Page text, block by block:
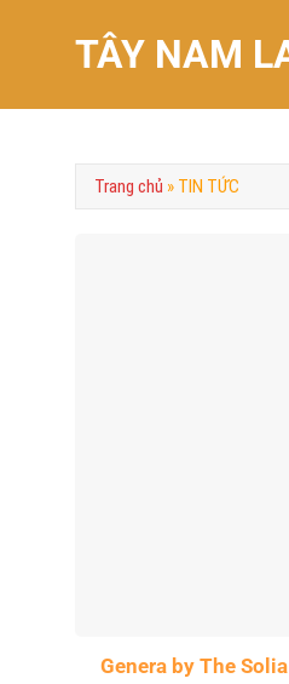
dung
TÂY NAM
Trang chủ » TIN TỨC
Genera by The